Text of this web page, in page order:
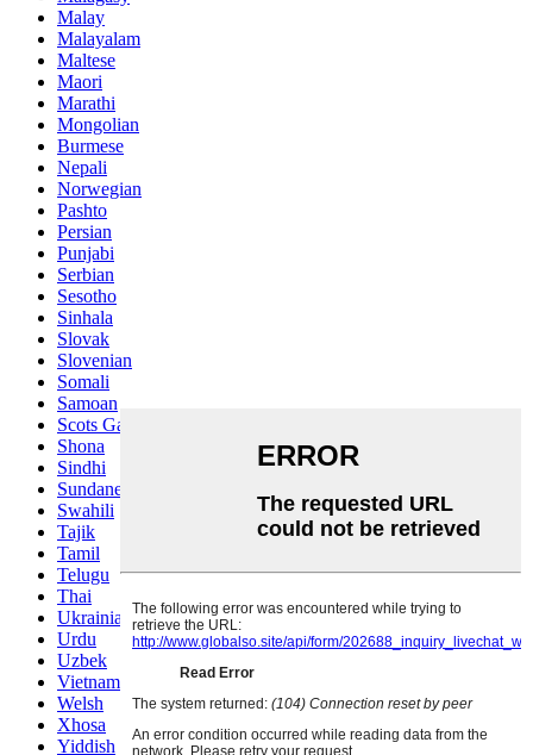
Malay
Malayalam
Maltese
Maori
Marathi
Mongolian
Burmese
Nepali
Norwegian
Pashto
Persian
Punjabi
Serbian
Sesotho
Sinhala
Slovak
Slovenian
Somali
Samoan
Scots Gaelic
Shona
Sindhi
Sundanese
Swahili
Tajik
Tamil
Telugu
Thai
Ukrainian
Urdu
Uzbek
Vietnamese
Welsh
Xhosa
Yiddish